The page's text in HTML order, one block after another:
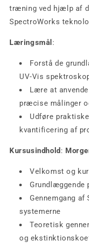
træning ved hjælp af
SpectroWorks
Læringsmål :
Forstå de
UV-Vis
Lære at
præcise målinger
Udføre
kvantificering af
Kursusindhold :
Velkomst og
Grundlæggende
Gennemgang
systemerne
Teoretisk
og